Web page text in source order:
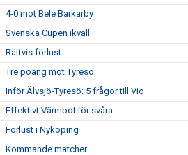
4-0 mot Bele Barkarby
Svenska Cupen ikväll
Rättvis förlust
Tre poäng mot Tyresö
Inför Älvsjö-Tyresö: 5 frågor till Vio
Effektivt Värmbol för svåra
Förlust i Nyköping
Kommande matcher